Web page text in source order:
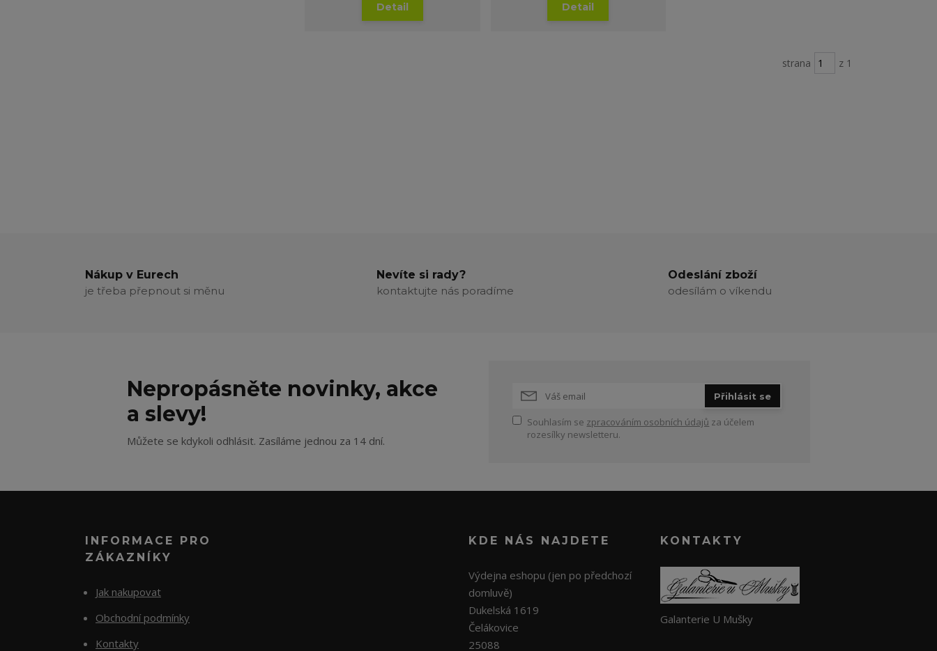
Detail Detail
strana z 1
Nákup v Eurech
je třeba přepnout si měnu
Nevíte si rady?
kontaktujte nás poradíme
Odeslání zboží
odesílám o víkendu
Nepropásněte novinky, akce
a slevy!
Můžete se kdykoli odhlásit. Zasíláme jednou za 14 dní.
Přihlásit se
Souhlasím se zpracováním osobních údajů za účelem
rozesílky newsletteru.
INFORMACE PRO
ZÁKAZNÍKY
Jak nakupovat
Obchodní podmínky
Kontakty
KDE NÁS NAJDETE
Výdejna eshopu (jen po předchozí
domluvě)
Dukelská 1619
Čelákovice
25088
KONTAKTY
Galanterie U Mušky